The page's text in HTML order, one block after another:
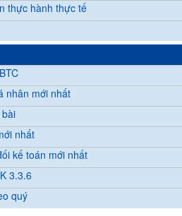
thực hành thực tế
nhân mới nhất
nhất
kế toán mới nhất
3.3.6
quý